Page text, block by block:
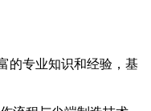
的专业知识和经验，基